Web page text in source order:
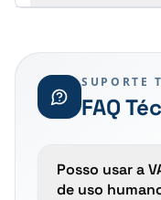
SUPORTE
FAQ
Posso usar a
de uso